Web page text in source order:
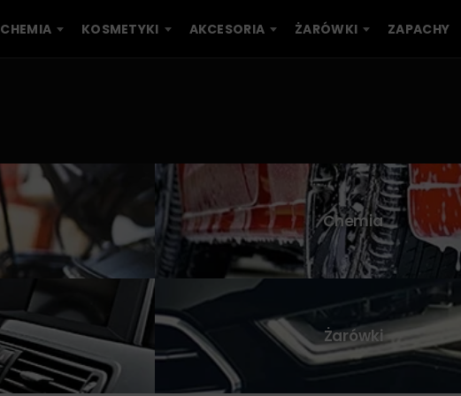
CHEMIA KOSMETYKI AKCESORIA ŻARÓWKI ZAPACHY
Chemia
Żarówki